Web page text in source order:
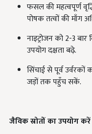
फसल की महत्वपूर्ण
पोषक तत्वों की माँग
नाइट्रोजन को 2-3 बार
उपयोग दक्षता बढ़े.
सिंचाई से पूर्व
जड़ों तक पहुँच सकें.
जैविक स्रोतों का उपयोग करें